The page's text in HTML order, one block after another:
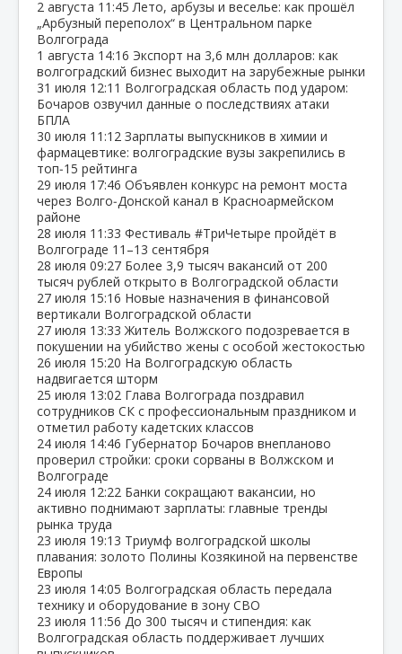
2 августа 11:45 Лето, арбузы и веселье: как прошёл
„Арбузный переполох“ в Центральном парке
Волгограда
1 августа 14:16 Экспорт на 3,6 млн долларов: как
волгоградский бизнес выходит на зарубежные рынки
31 июля 12:11 Волгоградская область под ударом:
Бочаров озвучил данные о последствиях атаки
БПЛА
30 июля 11:12 Зарплаты выпускников в химии и
фармацевтике: волгоградские вузы закрепились в
топ‑15 рейтинга
29 июля 17:46 Объявлен конкурс на ремонт моста
через Волго‑Донской канал в Красноармейском
районе
28 июля 11:33 Фестиваль #ТриЧетыре пройдёт в
Волгограде 11–13 сентября
28 июля 09:27 Более 3,9 тысяч вакансий от 200
тысяч рублей открыто в Волгоградской области
27 июля 15:16 Новые назначения в финансовой
вертикали Волгоградской области
27 июля 13:33 Житель Волжского подозревается в
покушении на убийство жены с особой жестокостью
26 июля 15:20 На Волгоградскую область
надвигается шторм
25 июля 13:02 Глава Волгограда поздравил
сотрудников СК с профессиональным праздником и
отметил работу кадетских классов
24 июля 14:46 Губернатор Бочаров внепланово
проверил стройки: сроки сорваны в Волжском и
Волгограде
24 июля 12:22 Банки сокращают вакансии, но
активно поднимают зарплаты: главные тренды
рынка труда
23 июля 19:13 Триумф волгоградской школы
плавания: золото Полины Козякиной на первенстве
Европы
23 июля 14:05 Волгоградская область передала
технику и оборудование в зону СВО
23 июля 11:56 До 300 тысяч и стипендия: как
Волгоградская область поддерживает лучших